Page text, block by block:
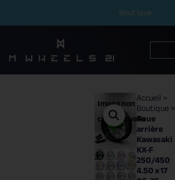
Boutique
Image non
contractuelle
Accueil>
Boutique>
Roue
arrière
Kawasaki
KX-F
250/450
4.50 x 17